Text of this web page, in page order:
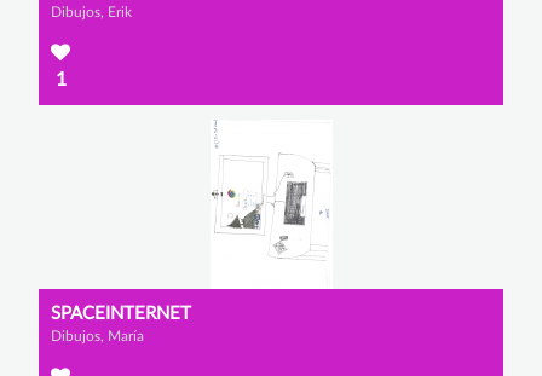
Dibujos, Erik
1
SPACEINTERNET
Dibujos, María